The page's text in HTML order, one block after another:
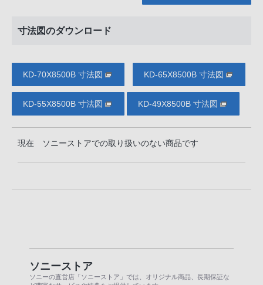
寸法図のダウンロード
KD-70X8500B 寸法図 KD-65X8500B 寸法図
KD-55X8500B 寸法図 KD-49X8500B 寸法図
現在 ソニーストアでの取り扱いのない商品です
ソニーストア
ソニーの直営店「ソニーストア」では、オリジナル商品、長期保証な